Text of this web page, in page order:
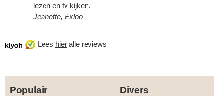
lezen en tv kijken.
Jeanette, Exloo
Lees hier alle reviews
Populair Divers